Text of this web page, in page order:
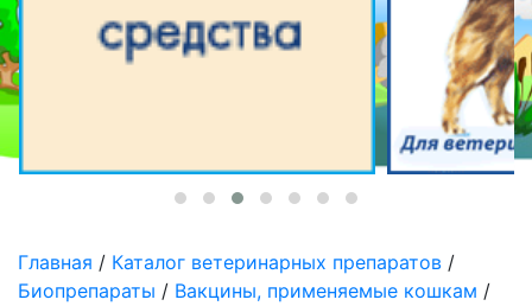
Главная / Каталог ветеринарных препаратов /
Биопрепараты / Вакцины, применяемые кошкам /